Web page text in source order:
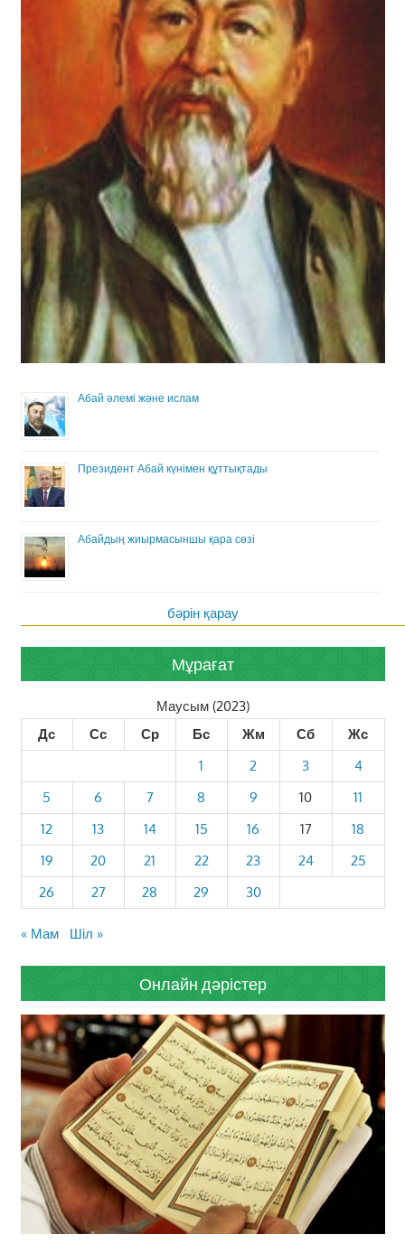
Абай әлемі және ислам
Президент Абай күнімен құттықтады
Абайдың жиырмасыншы қара сөзі
бәрін қарау
Мұрағат
Маусым (2023)
Дс
Сс Ср Бс Жм Сб
Жс
1
2 3
4
5
6 7 8 9 10
11
12
13 14 15 16 17
18
19
20 21 22 23 24
25
26
27 28 29 30
« Мам Шіл »
Онлайн дәрістер